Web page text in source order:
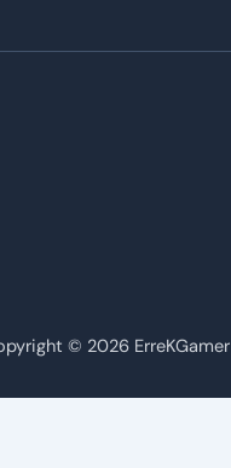
© 2026 ErreKGamer